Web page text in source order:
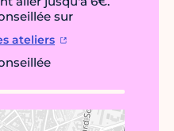
sur
ateliers